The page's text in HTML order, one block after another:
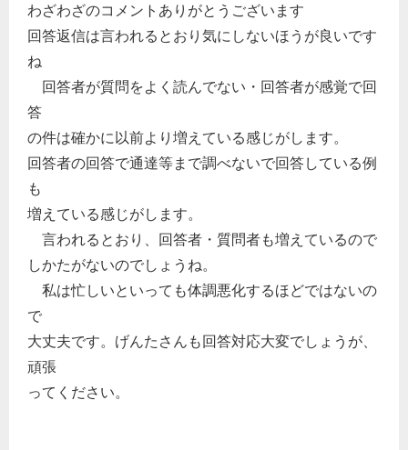
わざわざのコメントありがとうございます
回答返信は言われるとおり気にしないほうが良いです
ね
回答者が質問をよく読んでない・回答者が感覚で回
答
の件は確かに以前より増えている感じがします。
回答者の回答で通達等まで調べないで回答している例
も
増えている感じがします。
言われるとおり、回答者・質問者も増えているので
しかたがないのでしょうね。
私は忙しいといっても体調悪化するほどではないの
で
大丈夫です。げんたさんも回答対応大変でしょうが、
頑張
ってください。